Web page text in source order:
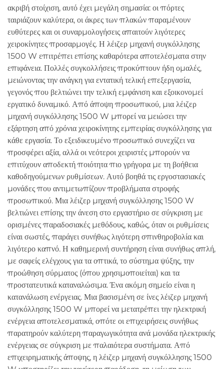
ακριβή στοίχιση, αυτό έχει μεγάλη σημασία: οι πόρτες
ταιριάζουν καλύτερα, οι άκρες των πλακών παραμένουν
ευθύτερες και οι συναρμολογήσεις απαιτούν λιγότερες
χειροκίνητες προσαρμογές. Η λέιζερ μηχανή συγκόλλησης
1500 W επιτρέπει επίσης καθαρότερα αποτελέσματα στην
επιφάνεια. Πολλές συγκολλήσεις προκύπτουν ήδη ομαλές,
μειώνοντας την ανάγκη για εντατική τελική επεξεργασία,
γεγονός που βελτιώνει την τελική εμφάνιση και εξοικονομεί
εργατικό δυναμικό. Από άποψη προσωπικού, μια λέιζερ
μηχανή συγκόλλησης 1500 W μπορεί να μειώσει την
εξάρτηση από χρόνια χειροκίνητης εμπειρίας συγκόλλησης για
κάθε εργασία. Το εξειδικευμένο προσωπικό συνεχίζει να
προσφέρει αξία, αλλά οι νεότεροι χειριστές μπορούν να
επιτύχουν αποδεκτή ποιότητα πιο γρήγορα με τη βοήθεια
καθοδηγούμενων ρυθμίσεων. Αυτό βοηθά τις εργοστασιακές
μονάδες που αντιμετωπίζουν προβλήματα στροφής
προσωπικού. Μια λέιζερ μηχανή συγκόλλησης 1500 W
βελτιώνει επίσης την άνεση στο εργαστήριο σε σύγκριση με
ορισμένες παραδοσιακές μεθόδους, καθώς, όταν οι ρυθμίσεις
είναι σωστές, παράγει συνήθως λιγότερη σπινθηροβολία και
λιγότερο καπνό. Η καθημερινή συντήρηση είναι συνήθως απλή,
με σαφείς ελέγχους για τα οπτικά, το σύστημα ψύξης, την
προώθηση σύρματος (όπου χρησιμοποιείται) και τα
προστατευτικά καταναλώσιμα. Ένα ακόμη σημείο είναι η
κατανάλωση ενέργειας. Μια βασισμένη σε ίνες λέιζερ μηχανή
συγκόλλησης 1500 W μπορεί να μετατρέπει την ηλεκτρική
ενέργεια αποτελεσματικά, οπότε οι επιχειρήσεις συνήθως
παρατηρούν καλύτερη παραγωγικότητα ανά μονάδα ηλεκτρικής
ενέργειας σε σύγκριση με παλαιότερα συστήματα. Από
επιχειρηματικής άποψης, η λέιζερ μηχανή συγκόλλησης 1500